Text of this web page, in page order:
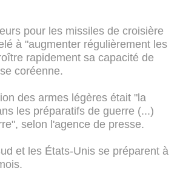
pour les missiles de croisière
à "augmenter régulièrement les
rapidement sa capacité de
coréenne.
des armes légères était "la
les préparatifs de guerre (...)
selon l'agence de presse.
et les États-Unis se préparent à